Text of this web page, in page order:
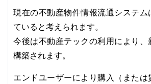
現在の不動産物件情報流通システム
ていると考えられます。
今後は不動産テックの利用により、
構築されます。
エンドユーザーにより購入（または